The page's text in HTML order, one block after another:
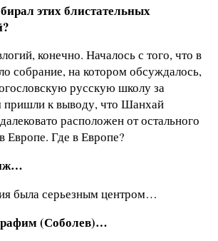
этих блистательных
конечно. Началось с того, что в
собрание, на котором обсуждалось,
русскую школу за
пришли к выводу, что Шанхай
расположен от остального
Европе. Где в Европе?
была серьезным центром…
(Соболев)…